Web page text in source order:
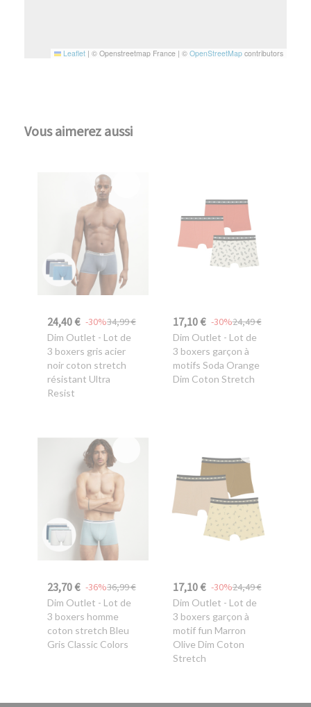
Leaflet | © Openstreetmap France | © OpenStreetMap contributors
Vous aimerez aussi
24,40 € 34,99 €
-30%
Dim Outlet - Lot de
3 boxers gris acier
noir coton stretch
résistant Ultra
Resist
17,10 € 24,49 €
-30%
Dim Outlet - Lot de
3 boxers garçon à
motifs Soda Orange
Dim Coton Stretch
23,70 € 36,99 €
-36%
Dim Outlet - Lot de
3 boxers homme
coton stretch Bleu
Gris Classic Colors
17,10 € 24,49 €
-30%
Dim Outlet - Lot de
3 boxers garçon à
motif fun Marron
Olive Dim Coton
Stretch